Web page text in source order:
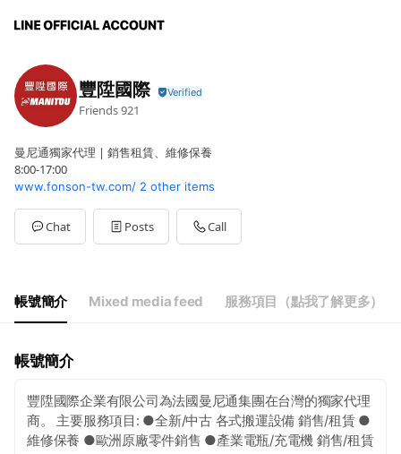
豐陞國際
Friends921
曼尼通獨家代理 | 銷售租賃、維修保養
8:00-17:00
www.fonson-tw.com/ 2 other items
Chat Posts Call
帳號簡介 Mixed media feed 服務項目（點我了解更多）
帳號簡介
豐陞國際企業有限公司為法國曼尼通集團在台灣的獨家代理
商。 主要服務項目: ●全新/中古 各式搬運設備 銷售/租賃 ●
維修保養 ●歐洲原廠零件銷售 ●產業電瓶/充電機 銷售/租賃